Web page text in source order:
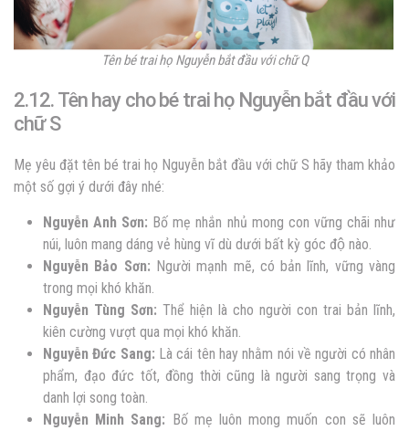
Tên bé trai họ Nguyễn bắt đầu với chữ Q
2.12. Tên hay cho bé trai họ Nguyễn bắt đầu với
chữ S
Mẹ yêu đặt tên bé trai họ Nguyễn bắt đầu với chữ S hãy tham khảo
một số gợi ý dưới đây nhé:
Nguyễn Anh Sơn: Bố mẹ nhắn nhủ mong con vững chãi như
núi, luôn mang dáng vẻ hùng vĩ dù dưới bất kỳ góc độ nào.
Nguyễn Bảo Sơn: Người mạnh mẽ, có bản lĩnh, vững vàng
trong mọi khó khăn.
Nguyễn Tùng Sơn: Thể hiện là cho người con trai bản lĩnh,
kiên cường vượt qua mọi khó khăn.
NguyễnĐức Sang: Là cái tên hay nhằm nói về người có nhân
phẩm, đạo đức tốt, đồng thời cũng là người sang trọng và
danh lợi song toàn.
Nguyễn Minh Sang: Bố mẹ luôn mong muốn con sẽ luôn